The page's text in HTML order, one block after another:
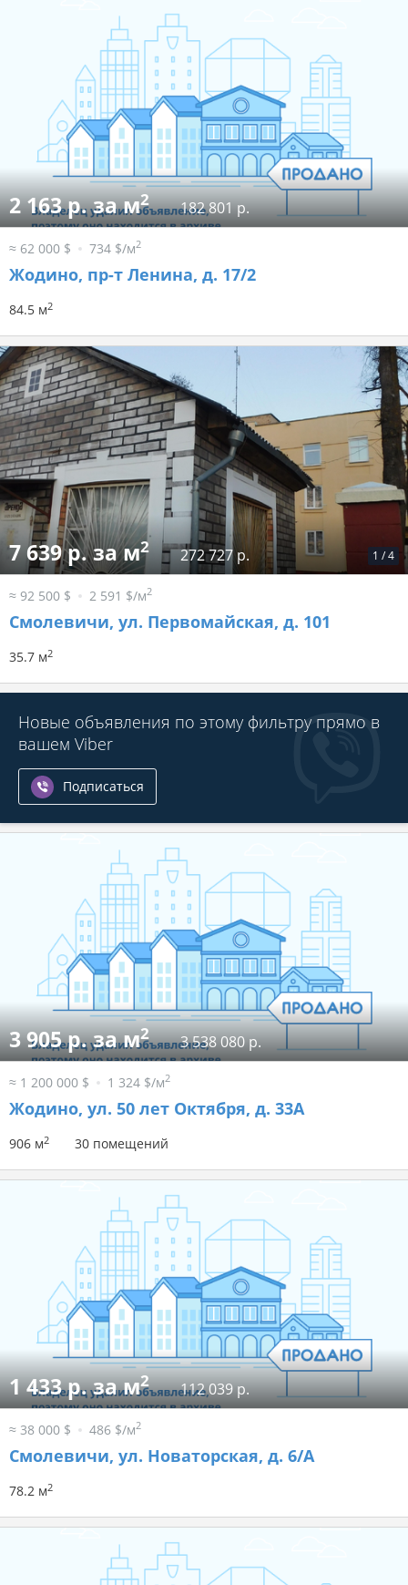
2 163 р. за м2 182 801 р.
≈ 62 000 $ 734 $/м2
Жодино, пр-т Ленина, д. 17/2
84.5 м2
1 /4
7 639 р. за м2 272 727 р.
≈ 92 500 $ 2 591 $/м2
Смолевичи, ул. Первомайская, д. 101
35.7 м2
Новые объявления по этому фильтру прямо в
вашем Viber
Подписаться
3 905 р. за м2 3 538 080 р.
≈ 1 200 000 $ 1 324 $/м2
Жодино, ул. 50 лет Октября, д. 33А
906 м2 30 помещений
1 433 р. за м2 112 039 р.
≈ 38 000 $ 486 $/м2
Смолевичи, ул. Новаторская, д. 6/А
78.2 м2